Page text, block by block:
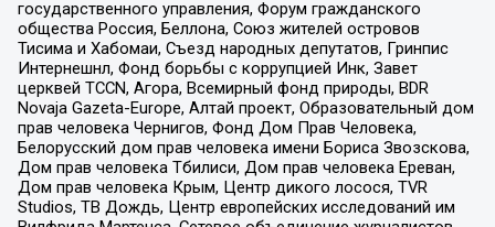
государственного управления, Форум гражданского
общества Россия, Беллона, Союз жителей островов
Тисима и Хабомаи, Съезд народных депутатов, Гринпис
Интернешнл, Фонд борьбы с коррупцией Инк, Завет
церквей TCCN, Агора, Всемирный фонд природы, BDR
Novaja Gazeta-Europe, Алтай проект, Образовательный дом
прав человека Чернигов, Фонд Дом Прав Человека,
Белорусский дом прав человека имени Бориса Звозскова,
Дом прав человека Тбилиси, Дом прав человека Ереван,
Дом прав человека Крым, Центр дикого лосося, TVR
Studios, ТВ Дождь, Центр европейских исследований им